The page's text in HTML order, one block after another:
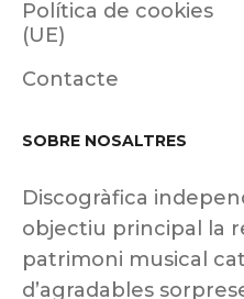
Política de cookies
(UE)
Contacte
SOBRE NOSALTRES
Discogràfica
objectiu principal la
patrimoni musical
d’agradables